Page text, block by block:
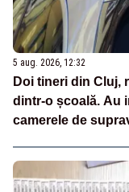
5 aug. 2026, 12:32
Doi tineri din Cluj,
dintr-o școală. Au
camerele de